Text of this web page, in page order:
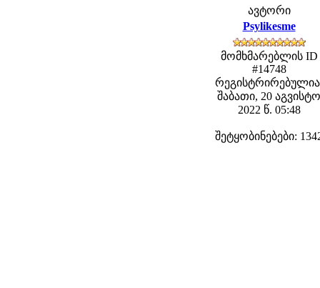
ავტორი
Psylikesme
მომხმარებლის ID
#14748
შაბათი, 20 აგვისტო
2022 წ. 05:48
შეტყობინებები: